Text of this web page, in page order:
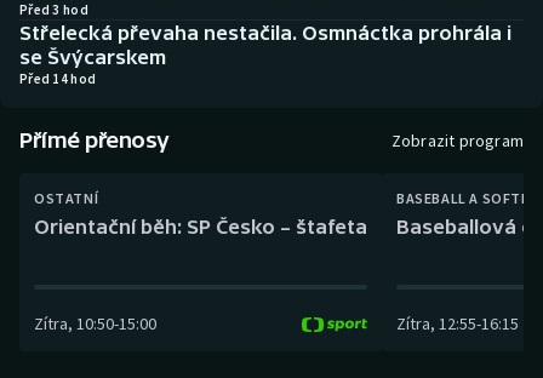
Box
Florbal
Golf
Před 3 hod
Střelecká převaha nestačila. Osmnáctka prohrála i
se Švýcarskem
Před 14 hod
Přímé přenosy Zobrazit program
OSTATNÍ
Orientační běh: SP Česko – štafeta
Zítra, 10:50-15:00
BASEBALL A
Baseballová
Zítra, 12:55-16:15